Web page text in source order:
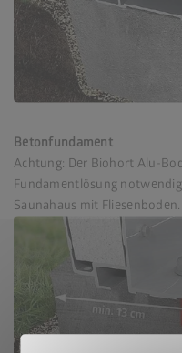
Betonfundament
Achtung: Der Biohort Alu-
Fundamentlösung
Saunahaus mit Fliesenboden.